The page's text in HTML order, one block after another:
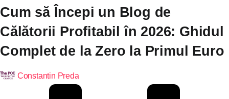
Cum să Începi un Blog de
Călătorii Profitabil în 2026: Ghidul
Complet de la Zero la Primul Euro
Constantin Preda